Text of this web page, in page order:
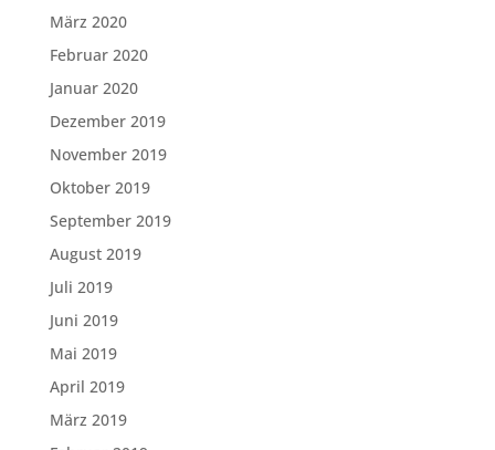
März 2020
Februar 2020
Januar 2020
Dezember 2019
November 2019
Oktober 2019
September 2019
August 2019
Juli 2019
Juni 2019
Mai 2019
April 2019
März 2019